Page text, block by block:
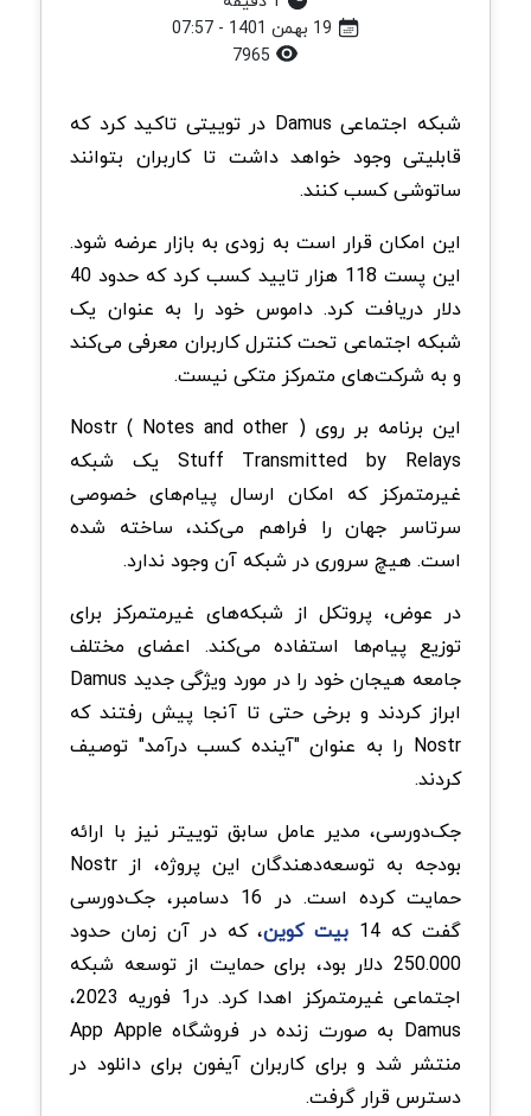
شبکه اجتماعی Damus در توییتی تاکید کرد که
قابلیتی وجود خواهد داشت تا کاربران بتوانند
ساتوشی کسب کنند.
این امکان قرار است به زودی به بازار عرضه شود.
این پست 118 هزار تایید کسب کرد که حدود 40
دلار دریافت کرد. داموس خود را به عنوان یک
شبکه اجتماعی تحت کنترل کاربران معرفی می‌کند
و به شرکت‌های متمرکز متکی نیست.
این برنامه بر روی ( Nostr ( Notes and other
Stuff Transmitted by Relays یک شبکه
غیرمتمرکز که امکان ارسال پیام‌های خصوصی
سرتاسر جهان را فراهم می‌کند، ساخته شده
است. هیچ سروری در شبکه آن وجود ندارد.
در عوض، پروتکل از شبکه‌های غیرمتمرکز برای
توزیع پیام‌ها استفاده می‌کند. اعضای مختلف
جامعه هیجان خود را در مورد ویژگی جدید Damus
ابراز کردند و برخی حتی تا آنجا پیش رفتند که
Nostr را به عنوان "آینده کسب درآمد" توصیف
کردند.
جک‌دورسی، مدیر عامل سابق توییتر نیز با ارائه
بودجه به توسعه‌دهندگان این پروژه، از Nostr
حمایت کرده است. در 16 دسامبر، جک‌دورسی
گفت که 14
بیت کوین، که در آن زمان حدود
250.000 دلار بود، برای حمایت از توسعه شبکه
اجتماعی غیرمتمرکز اهدا کرد. در1 فوریه 2023،
Damus به صورت زنده در فروشگاه App Apple
منتشر شد و برای کاربران آیفون برای دانلود در
دسترس قرار گرفت.